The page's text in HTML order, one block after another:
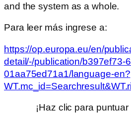
and the system as a whole.
Para leer más ingrese a:
https://op.europa.eu/en/
detail/-/publication/b397ef73-
01aa75ed71a1/language-en?
¡Haz clic para